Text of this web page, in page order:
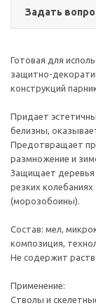
Задать
Готовая для
защитно-
конструкций
Придает
белизны,
Предотвращает
размножение и
Защищает деревья
резких
(морозобоины).
Состав: мел,
композиция,
Не содержит
Применение:
Стволы и